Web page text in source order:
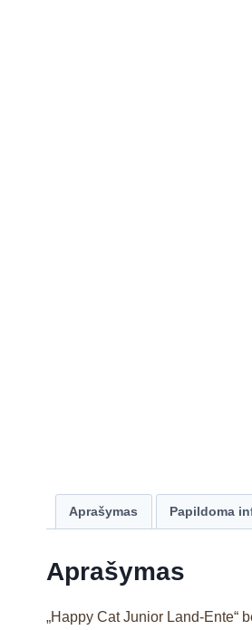
Aprašymas Papildoma
Aprašymas
„Happy Cat Junior Land-Ente“